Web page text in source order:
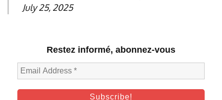
July 25, 2025
Restez informé, abonnez-vous